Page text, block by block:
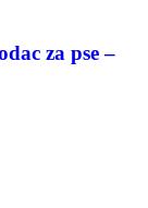
za pse –